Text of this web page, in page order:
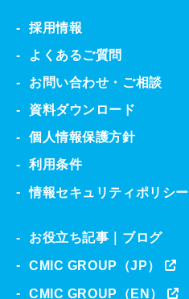
採用情報
よくあるご質問
お問い合わせ・ご相談
資料ダウンロード
個人情報保護方針
利用条件
情報セキュリティポリシー
お役立ち記事｜ブログ
CMIC GROUP（JP）
CMIC GROUP（EN）